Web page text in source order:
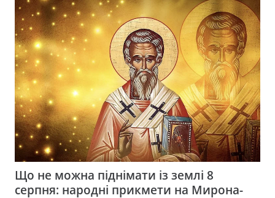
Що не можна піднімати із землі 8
серпня: народні прикмети на Мирона-